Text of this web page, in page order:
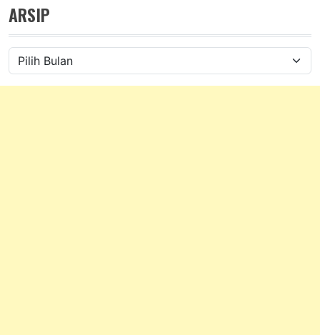
ARSIP
Arsip